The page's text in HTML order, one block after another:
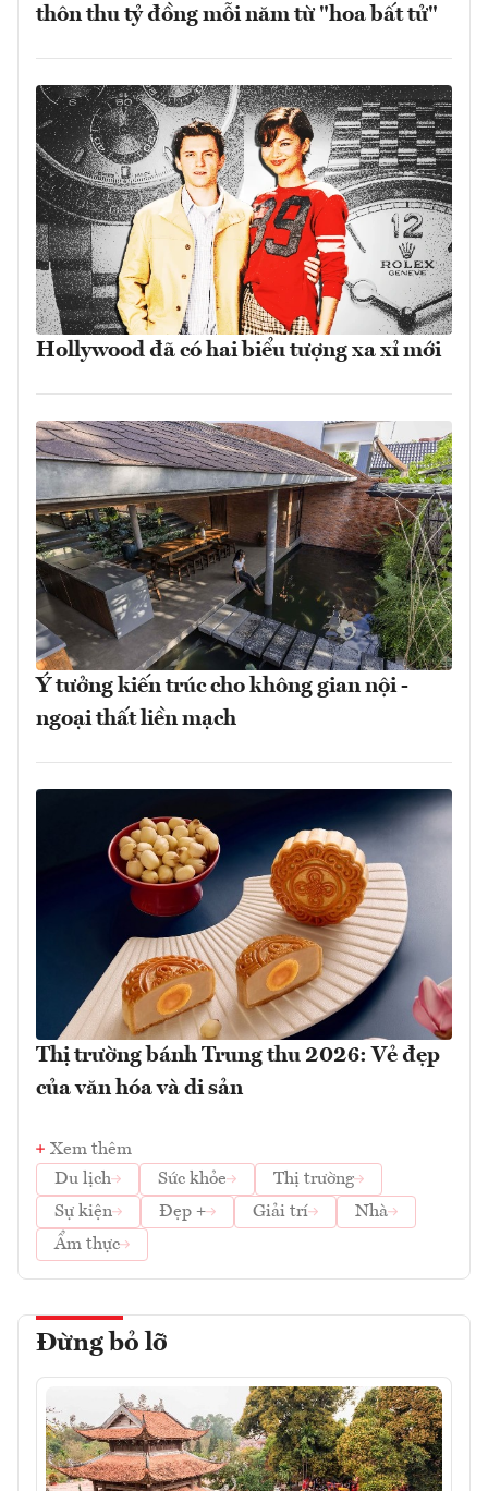
thôn thu tỷ đồng mỗi năm từ "hoa bất tử"
Hollywood đã có hai biểu tượng xa xỉ mới
Ý tưởng kiến trúc cho không gian nội -
ngoại thất liền mạch
Thị trường bánh Trung thu 2026: Vẻ đẹp
của văn hóa và di sản
Xem thêm
Du lịch
Sức khỏe
Thị trường
Sự kiện
Đẹp + Giải trí
Nhà
Ẩm thực
Đừng bỏ lỡ